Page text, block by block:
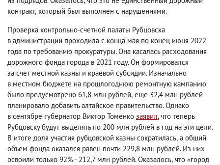
контракт, который был выполнен с нарушениями.
Проверка контрольно-счетной палаты Рубцовска
в администрации проходила с конца мая по конец июня 2022
года по требованию прокуратуры. Она касалась расходования
дорожного фонда города в 2021 году. Он формировался
за счет местной казны и краевой субсидии. Изначально
в местном бюджете на прошлогоднюю ремонтную кампанию
было предусмотрено 61,8 млн рублей, еще 32,4 млн рублей
планировало добавить алтайское правительство. Однако
в сентябре губернатор Виктор Томенко заявил, что теперь
Рубцовску будут выделять по 200 млн рублей в год на эти цели.
В итоге доля участия рубцовской казны сократилась, а общий
объем фонда оказался равен почти 229,8 млн рублей. Из них
освоили только 92% - 212,7 млн рублей. Оказалось, что «город